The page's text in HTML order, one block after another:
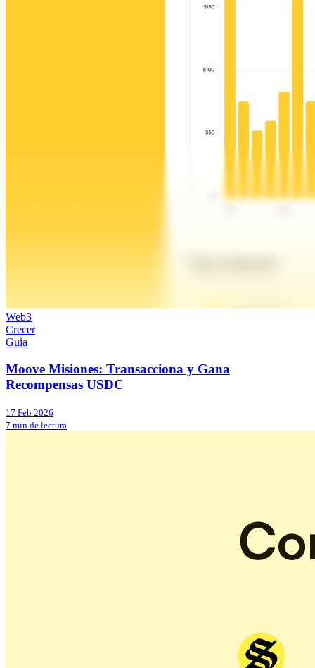
Web3
Crecer
Guía
Moove Misiones: Transacciona y Gana
Recompensas USDC
17 Feb 2026
7 min de lectura